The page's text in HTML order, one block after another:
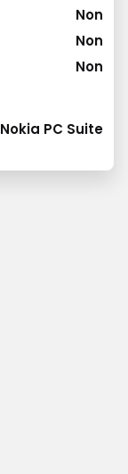
Non
Non
Non
Nokia PC Suite